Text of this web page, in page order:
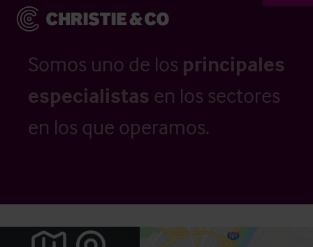
Somos uno de los principales
especialistas en los sectores
en los que operamos.